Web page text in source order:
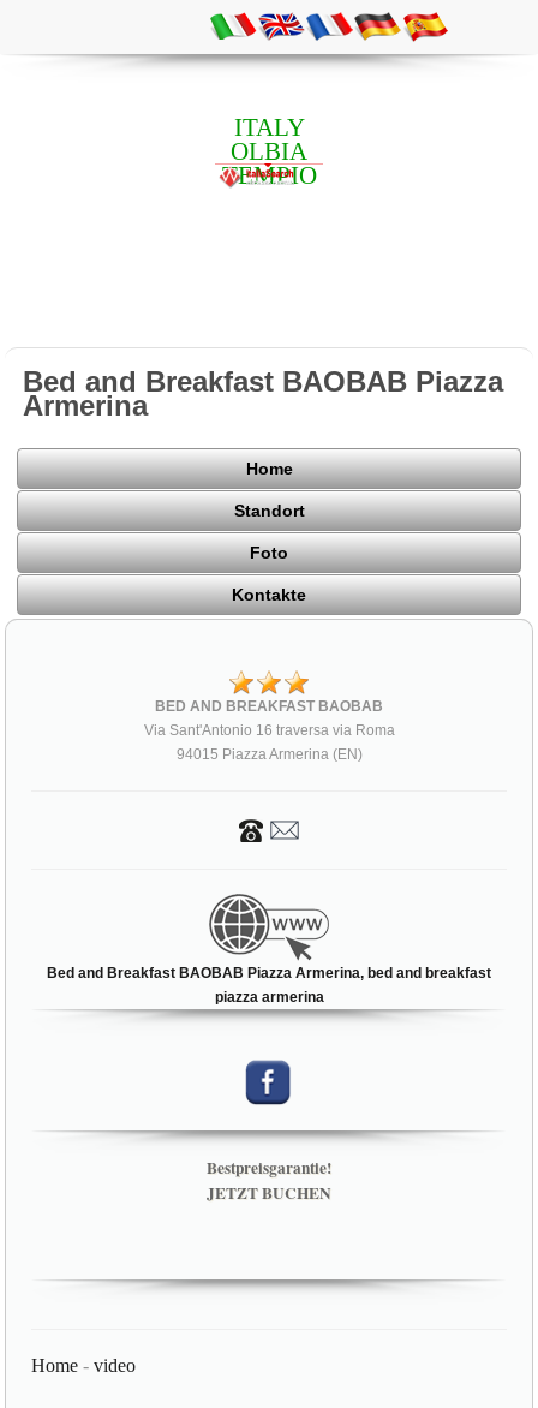
ITALY
OLBIA
TEMPIO
Bed and Breakfast BAOBAB Piazza
Armerina
Home
Standort
Foto
Kontakte
BED AND BREAKFAST BAOBAB
Via Sant'Antonio 16 traversa via Roma
94015 Piazza Armerina (EN)
Bed and Breakfast BAOBAB Piazza Armerina, bed and breakfast
piazza armerina
Bestpreisgarantie!
JETZT BUCHEN
Home -video